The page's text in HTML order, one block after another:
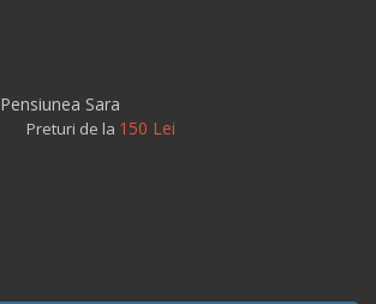
Pensiunea Sara
Preturi de la 150 Lei